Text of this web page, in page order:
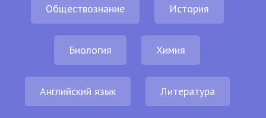
Обществознание История
Биология Химия
Английский язык Литература